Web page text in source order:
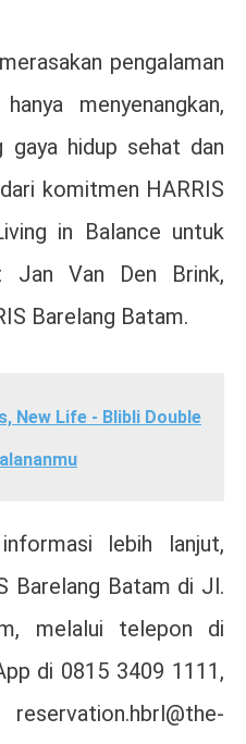
pengalaman
menyenangkan,
gaya hidup sehat dan
komitmen HARRIS
in Balance untuk
Jan Van Den Brink,
Barelang Batam.
New Life - Blibli Double
lebih lanjut,
Barelang Batam di Jl.
melalui telepon di
di 0815 3409 1111,